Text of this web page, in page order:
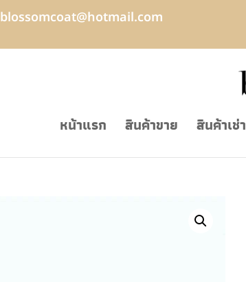
blossomcoat@hotmail.com
หน้าแรก สินค้าขาย สินค้าเช่า